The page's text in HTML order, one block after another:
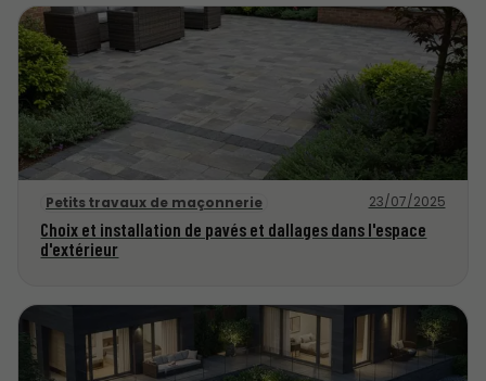
Petits travaux de maçonnerie 23/07/2025
Choix et installation de pavés et dallages dans l'espace
d'extérieur